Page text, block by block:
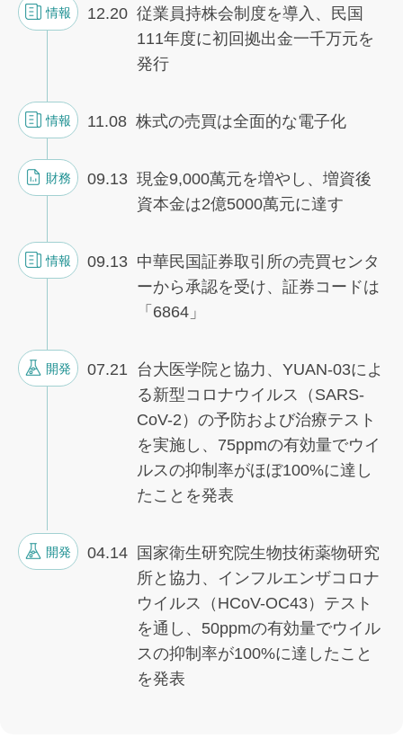
情報 12.20 従業員持株会制度を導入、民国
111年度に初回拠出金一千万元を
発行
情報 11.08 株式の売買は全面的な電子化
財務 09.13 現金9,000萬元を増やし、増資後
資本金は2億5000萬元に達す
情報 09.13 中華民国証券取引所の売買センタ
ーから承認を受け、証券コードは
「6864」
開発 07.21 台大医学院と協力、YUAN-03によ
る新型コロナウイルス（SARS-
CoV-2）の予防および治療テスト
を実施し、75ppmの有効量でウイ
ルスの抑制率がほぼ100%に達し
たことを発表
開発 04.14
国家衛生研究院生物技術薬物研究
所と協力、インフルエンザコロナ
ウイルス（HCoV-OC43）テスト
を通し、50ppmの有効量でウイル
スの抑制率が100%に達したこと
を発表